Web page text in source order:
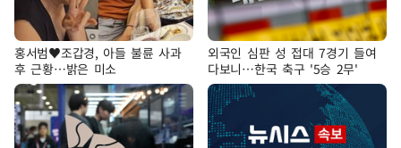
홍서범♥조갑경, 아들 불륜 사과
후 근황…밝은 미소
외국인 심판 성 접대 7경기 들여
다보니…한국 축구 '5승 2무'